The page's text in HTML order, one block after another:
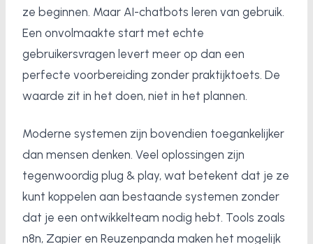
ze beginnen. Maar AI-chatbots leren van gebruik.
Een onvolmaakte start met echte
gebruikersvragen levert meer op dan een
perfecte voorbereiding zonder praktijktoets. De
waarde zit in het doen, niet in het plannen.
Moderne systemen zijn bovendien toegankelijker
dan mensen denken. Veel oplossingen zijn
tegenwoordig plug & play, wat betekent dat je ze
kunt koppelen aan bestaande systemen zonder
dat je een ontwikkelteam nodig hebt. Tools zoals
n8n, Zapier en Reuzenpanda maken het mogelijk